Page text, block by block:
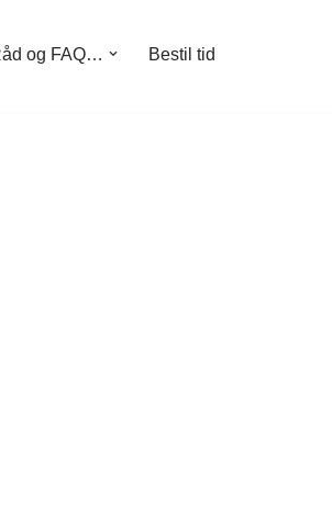
og FAQ… Bestil tid